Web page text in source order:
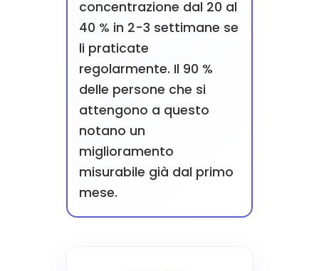
concentrazione dal 20 al
40 % in 2-3 settimane se
li praticate
regolarmente. Il 90 %
delle persone che si
attengono a questo
notano un
miglioramento
misurabile già dal primo
mese.